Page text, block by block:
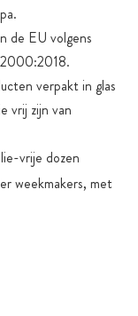
de EU volgens
verpakt in glas
vrij zijn van
vrije dozen
weekmakers, met